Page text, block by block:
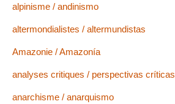
alpinisme / andinismo
altermondialistes / altermundistas
Amazonie / Amazonía
analyses critiques / perspectivas críticas
anarchisme / anarquismo